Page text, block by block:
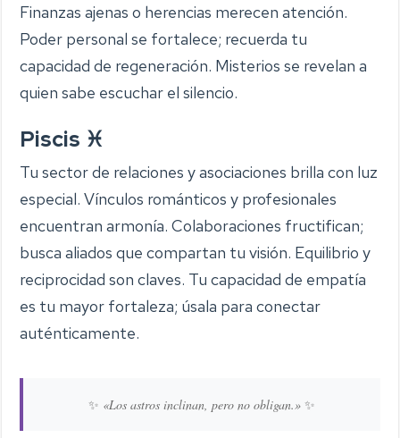
Finanzas ajenas o herencias merecen atención.
Poder personal se fortalece; recuerda tu
capacidad de regeneración. Misterios se revelan a
quien sabe escuchar el silencio.
Piscis ♓
Tu sector de relaciones y asociaciones brilla con luz
especial. Vínculos románticos y profesionales
encuentran armonía. Colaboraciones fructifican;
busca aliados que compartan tu visión. Equilibrio y
reciprocidad son claves. Tu capacidad de empatía
es tu mayor fortaleza; úsala para conectar
auténticamente.
✨ «Los astros inclinan, pero no obligan.»✨